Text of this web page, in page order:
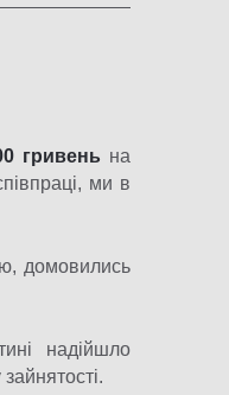
гривень на
ми в
домовились
надійшло